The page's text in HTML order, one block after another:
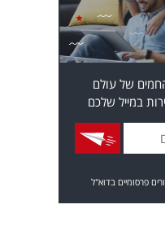
של עולם
במייל שלכם
פרסומיים בדוא"ל